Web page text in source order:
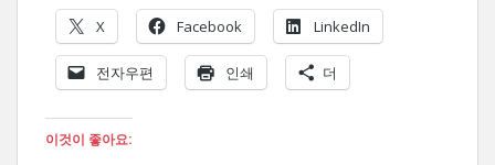
X Facebook LinkedIn
전자우편 인쇄 더
이것이 좋아요: